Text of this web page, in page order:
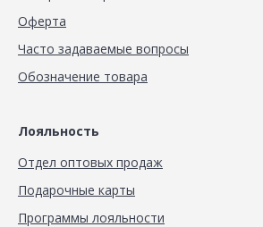
Оферта
Часто задаваемые вопросы
Обозначение товара
Лояльность
Отдел оптовых продаж
Подарочные карты
Программы лояльности